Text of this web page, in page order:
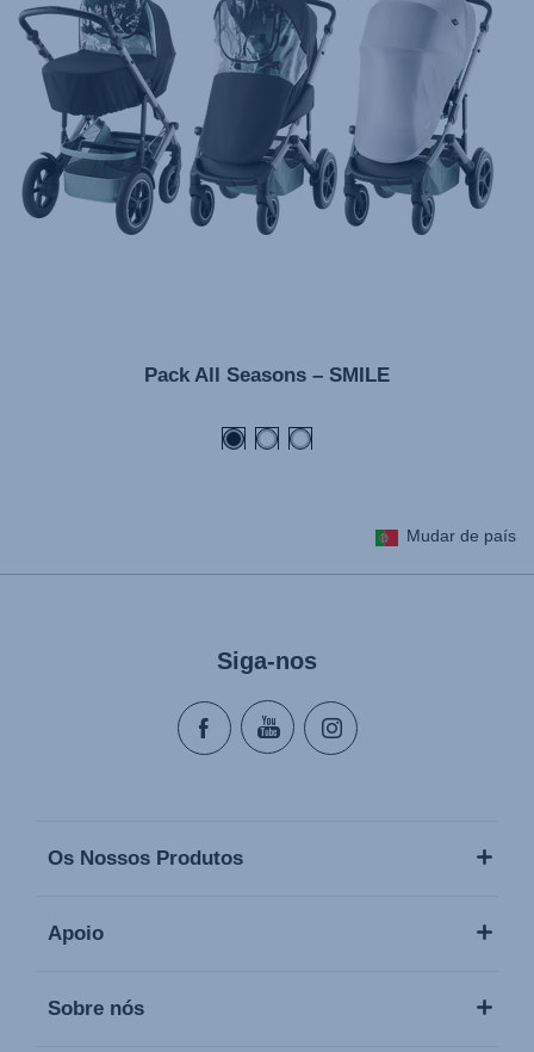
Istruzioni per l’uso (Italiano)
Инструкция пользователя (Русский язык)
Instrukcja użytkownika (Język polski)
Návod na použitie (Slovenský jazyk)
Инструкция за ползване (Български език)
Upute za uporabu (Hrvatski jezik)
Kasutusjuhend (Eesti keel)
Käyttöohjeet (Suomi)
Lietošanas instrukcija (Latviešu valoda)
Naudojimo instrukcija (Lietuvių kalba)
Instrucţiuni de utilizare (Limba română)
Uputstvo za korišcenje (Srpski)
Navodila za uporabo (Slovenščina)
Pack All Seasons – SMILE
Mudar de país
Siga-nos
Os Nossos Produtos
Apoio
Sobre nós